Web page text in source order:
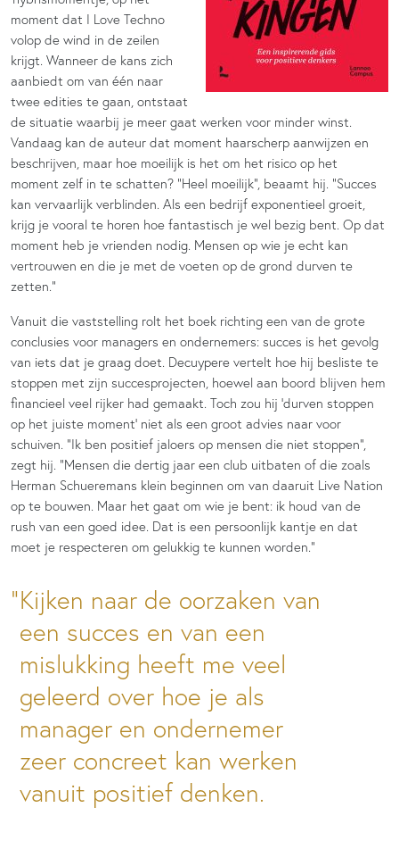
moment dat I Love Techno
volop de wind in de zeilen
krijgt. Wanneer de kans zich
aanbiedt om van één naar
twee edities te gaan, ontstaat
de situatie waarbij je meer gaat werken voor minder winst.
Vandaag kan de auteur dat moment haarscherp aanwijzen en
beschrijven, maar hoe moeilijk is het om het risico op het
moment zelf in te schatten? “Heel moeilijk”, beaamt hij. “Succes
kan vervaarlijk verblinden. Als een bedrijf exponentieel groeit,
krijg je vooral te horen hoe fantastisch je wel bezig bent. Op dat
moment heb je vrienden nodig. Mensen op wie je echt kan
vertrouwen en die je met de voeten op de grond durven te
zetten.”
Vanuit die vaststelling rolt het boek richting een van de grote
conclusies voor managers en ondernemers: succes is het gevolg
van iets dat je graag doet. Decuypere vertelt hoe hij besliste te
stoppen met zijn succesprojecten, hoewel aan boord blijven hem
financieel veel rijker had gemaakt. Toch zou hij ‘durven stoppen
op het juiste moment’ niet als een groot advies naar voor
schuiven. “Ik ben positief jaloers op mensen die niet stoppen”,
zegt hij. “Mensen die dertig jaar een club uitbaten of die zoals
Herman Schueremans klein beginnen om van daaruit Live Nation
op te bouwen. Maar het gaat om wie je bent: ik houd van de
rush van een goed idee. Dat is een persoonlijk kantje en dat
moet je respecteren om gelukkig te kunnen worden.”
Kijken naar de oorzaken van
een succes en van een
mislukking heeft me veel
geleerd over hoe je als
manager en ondernemer
zeer concreet kan werken
vanuit positief denken.